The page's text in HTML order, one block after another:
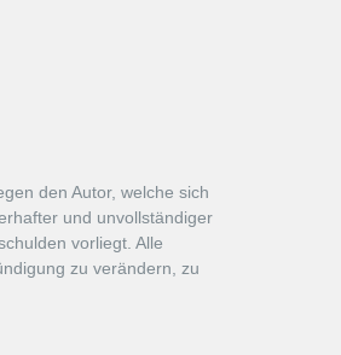
den Autor, welche sich
und unvollständiger
vorliegt. Alle
zu verändern, zu